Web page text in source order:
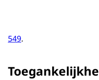
549.